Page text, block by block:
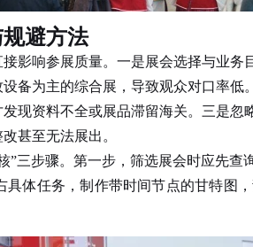
避方法
影响参展质量。一是展会选择与业
备为主的综合展，导致观众对口率
现资料不全或展品滞留海关。三是
甚至无法展出。
骤。第一步，筛选展会时应先查
体任务，制作带时间节点的甘特图